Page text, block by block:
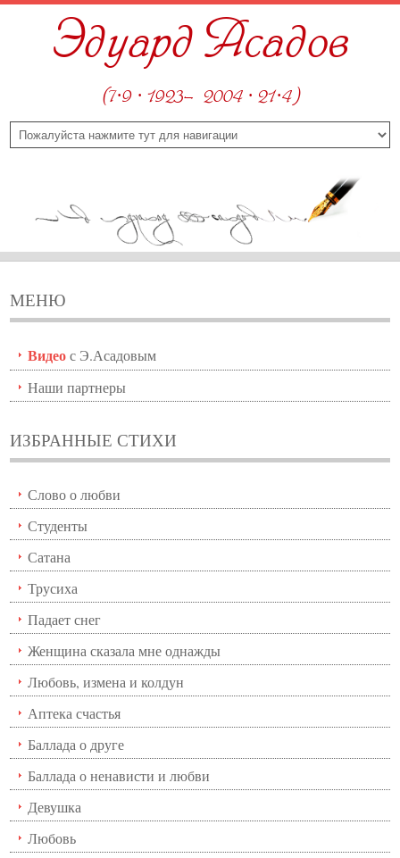
Эдуард Асадов
(7·9 · 1923—2004 · 21·4)
МЕНЮ
Видеос Э.Асадовым
Наши партнеры
ИЗБРАННЫЕ СТИХИ
Слово о любви
Студенты
Сатана
Трусиха
Падает снег
Женщина сказала мне однажды
Любовь, измена и колдун
Аптека счастья
Баллада о друге
Баллада о ненависти и любви
Девушка
Любовь